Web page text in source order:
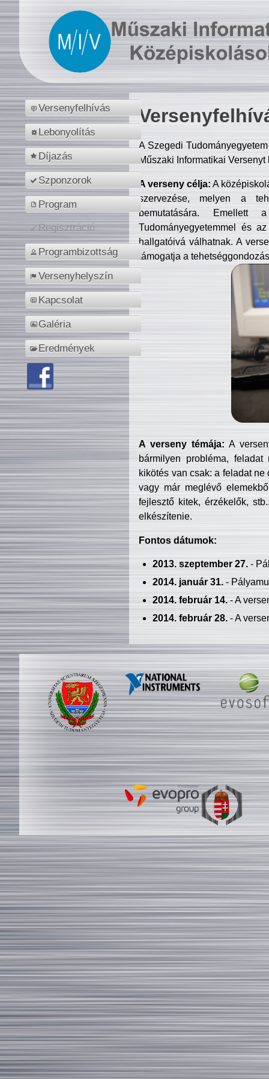
Versenyfelhívás
Lebonyolítás
Díjazás
Szponzorok
Program
Regisztráció
Programbizottság
Versenyhelyszín
Kapcsolat
Galéria
Eredmények
A Szegedi
Műszaki Informatikai
A verseny célja: A
szervezése, melyen a
bemutatására. Emellett
Tudományegyetemmel és
hallgatóivá válhatnak. A
támogatja a
A verseny témája: A
bármilyen probléma, feladat
kikötés van csak: a feladat
vagy már meglévő
fejlesztő kitek, érzékelők,
elkészítenie.
Fontos dátumok:
2013. szeptember 27.-
2014. január 31.-
2014. február 14.- A
2014. február 28.- A